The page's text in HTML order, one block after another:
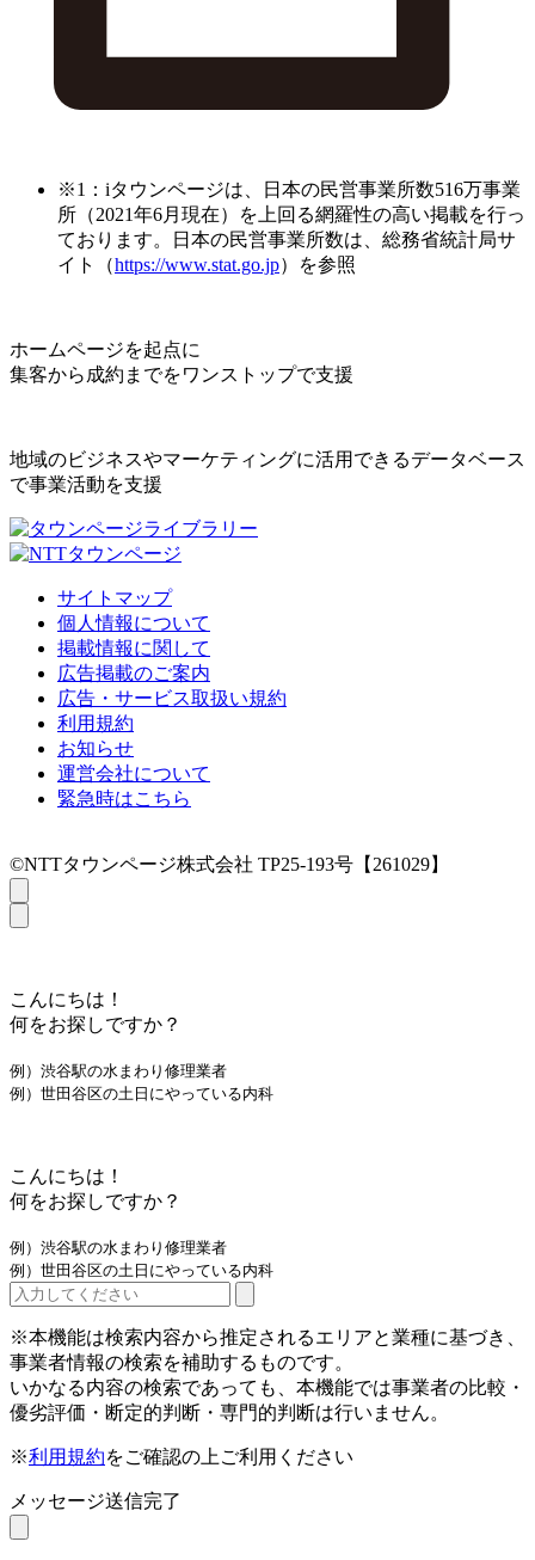
※1：iタウンページは、日本の民営事業所数516万事業
所（2021年6月現在）を上回る網羅性の高い掲載を行っ
ております。日本の民営事業所数は、総務省統計局サ
イト（https://www.stat.go.jp）を参照
ホームページを起点に
集客から成約までをワンストップで支援
地域のビジネスやマーケティングに活用できるデータベース
で事業活動を支援
サイトマップ
個人情報について
掲載情報に関して
広告掲載のご案内
広告・サービス取扱い規約
利用規約
お知らせ
運営会社について
緊急時はこちら
©NTTタウンページ株式会社 TP25-193号【261029】
こんにちは！
何をお探しですか？
例）渋谷駅の水まわり修理業者
例）世田谷区の土日にやっている内科
こんにちは！
何をお探しですか？
例）渋谷駅の水まわり修理業者
例）世田谷区の土日にやっている内科
※本機能は検索内容から推定されるエリアと業種に基づき、
事業者情報の検索を補助するものです。
いかなる内容の検索であっても、本機能では事業者の比較・
優劣評価・断定的判断・専門的判断は行いません。
※利用規約をご確認の上ご利用ください
メッセージ送信完了